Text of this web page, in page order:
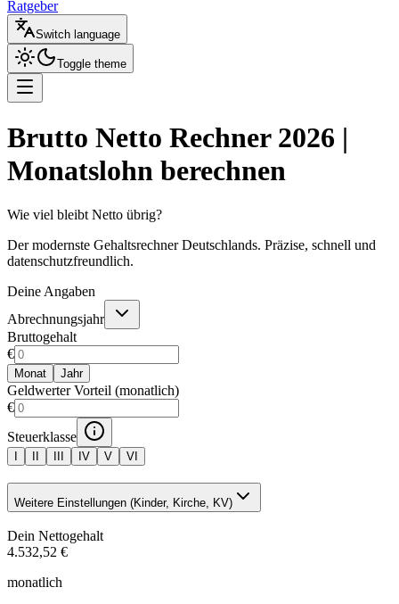
Ratgeber
Switch language
Toggle theme
Brutto Netto Rechner 2026 |
Monatslohn berechnen
Wie viel bleibt Netto übrig?
Der modernste Gehaltsrechner Deutschlands. Präzise, schnell und
datenschutzfreundlich.
Deine Angaben
Abrechnungsjahr
Bruttogehalt
€
Monat Jahr
Geldwerter Vorteil (monatlich)
€
Steuerklasse
IV V VI
Weitere Einstellungen (Kinder, Kirche, KV)
Dein Nettogehalt
4.532,52 €
monatlich